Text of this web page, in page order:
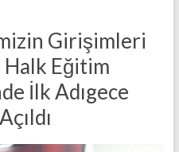
Girişimleri
Halk Eğitim
İlk Adıgece